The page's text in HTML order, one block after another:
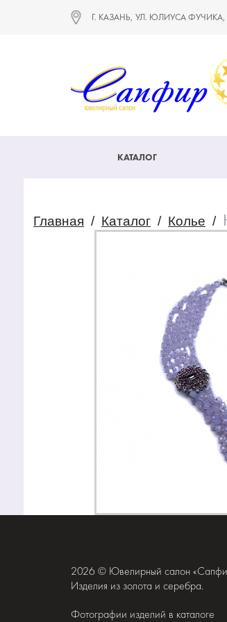
Г. КАЗАНЬ, УЛ. ЮЛИУСА ФУЧИКА,
КАТАЛОГ
Главная / Каталог / Колье /
2026 © Ювелирный салон
Изделия из золота и серебра.
Фотографии изделий в каталоге